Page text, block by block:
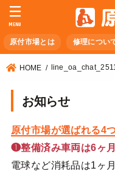
原付市場とは 修理につい
MENU
HOME
お知らせ
原付市場が選ばれる4
❶整備済み車両は6ヶ
電球など消耗品は1ヶ